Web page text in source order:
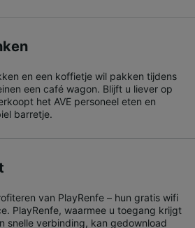
en een koffietje wil pakken tijdens
een café wagon. Blijft u liever op
het AVE personeel eten en
barretje.
van PlayRenfe – hun gratis wifi
PlayRenfe, waarmee u toegang krijgt
snelle verbinding, kan gedownload